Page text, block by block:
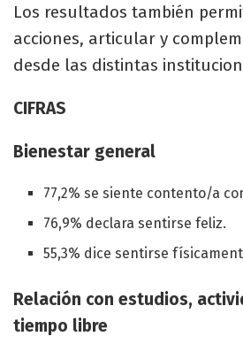
Los resultados también
acciones, articular y
desde las distintas
CIFRAS
Bienestar general
77,2% se siente contento/a
76,9% declara sentirse feliz.
55,3% dice sentirse
Relación con estudios,
tiempo libre